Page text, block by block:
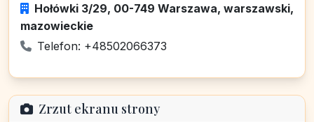
Hołówki 3/29, 00-749 Warszawa, warszawski,
mazowieckie
Telefon: +48502066373
Zrzut ekranu strony